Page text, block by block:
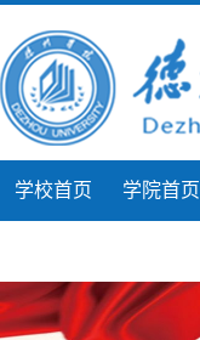
学校首页 学院首页